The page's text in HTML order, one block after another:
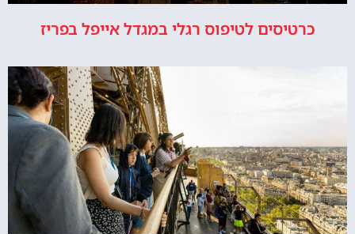
כרטיסים לטיפוס רגלי במגדל אייפל בפריז